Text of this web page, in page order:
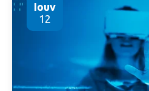
Ιουν
12